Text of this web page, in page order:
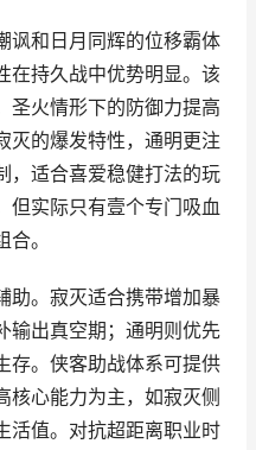
讽和日月同辉的位移霸体
在持久战中优势明显。该
圣火情形下的防御力提高
灭的爆发特性，通明更注
，适合喜爱稳健打法的玩
但实际只有壹个专门吸血
。
助。寂灭适合携带增加暴
输出真空期；通明则优先
存。侠客助战体系可提供
核心能力为主，如寂灭侧
活值。对抗超距离职业时